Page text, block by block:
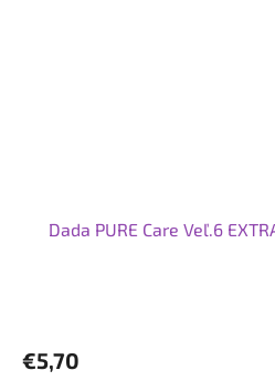
Dada PURE Care Veľ.6
je
€5,70